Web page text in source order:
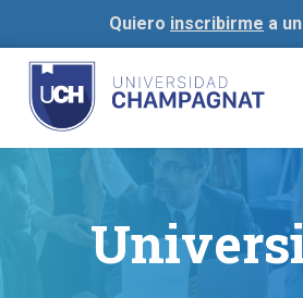
Quiero inscribirme a